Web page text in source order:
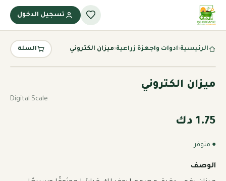
تسجيل الدخول
الرئيسية‹ادوات واجهزة زراعية‹ميزان الكتروني السلة
ميزان الكتروني
Digital Scale
1.75 دك
● متوفر
الوصف